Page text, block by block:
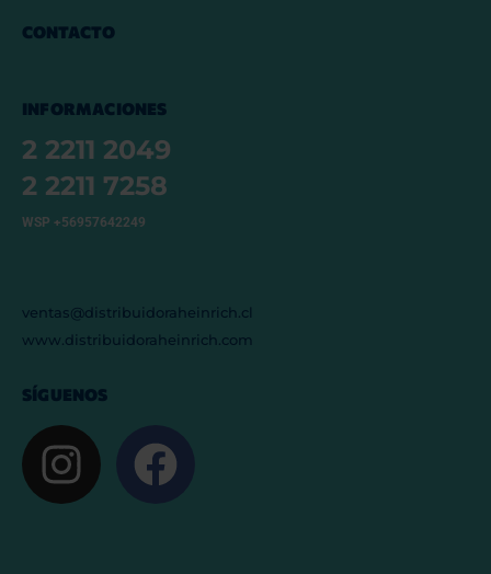
CONTACTO
INFORMACIONES
2 2211 2049
2 2211 7258
WSP +56957642249
ventas@distribuidoraheinrich.cl
www.distribuidoraheinrich.com
SÍGUENOS